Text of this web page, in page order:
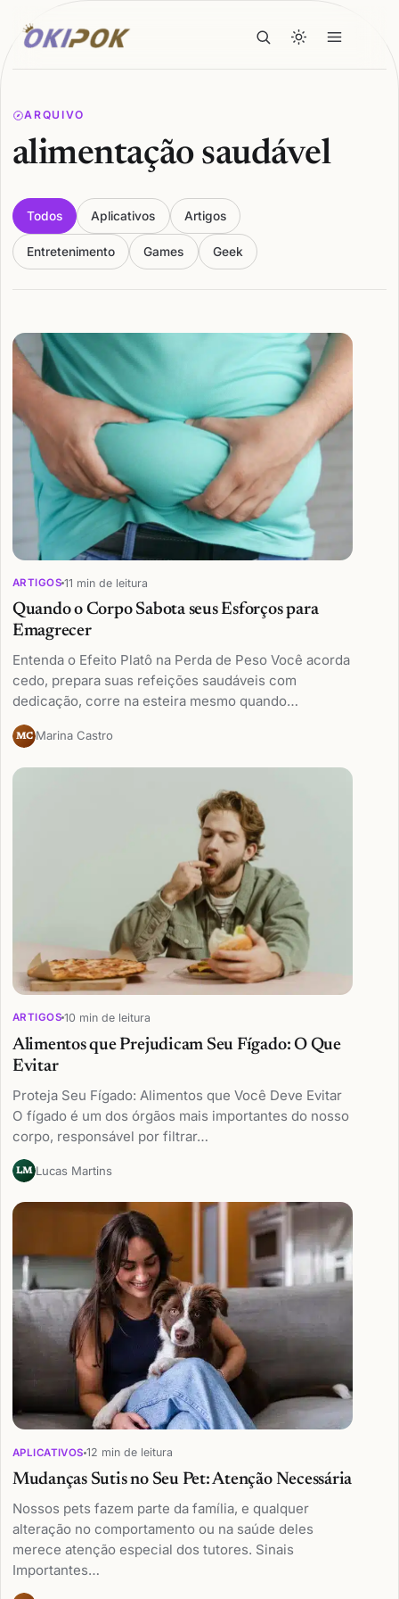
ARQUIVO
alimentação saudável
Todos Aplicativos Artigos
Entretenimento Games Geek
Articles
ARTIGOS 11 min de leitura
Quando o Corpo Sabota seus Esforços para
Emagrecer
Entenda o Efeito Platô na Perda de Peso Você acorda
cedo, prepara suas refeições saudáveis com
dedicação, corre na esteira mesmo quando…
MC Marina Castro
ARTIGOS 10 min de leitura
Alimentos que Prejudicam Seu Fígado: O Que
Evitar
Proteja Seu Fígado: Alimentos que Você Deve Evitar
O fígado é um dos órgãos mais importantes do nosso
corpo, responsável por filtrar…
LM Lucas Martins
APLICATIVOS 12 min de leitura
Mudanças Sutis no Seu Pet: Atenção Necessária
Nossos pets fazem parte da família, e qualquer
alteração no comportamento ou na saúde deles
merece atenção especial dos tutores. Sinais
Importantes…